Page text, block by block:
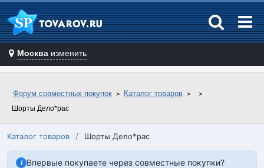
Москва изменить
Форум совместных покупок Каталог товаров
Шорты Дело*рас
Каталог товаров / Шорты Дело*рас
i Впервые покупаете через совместные покупки?